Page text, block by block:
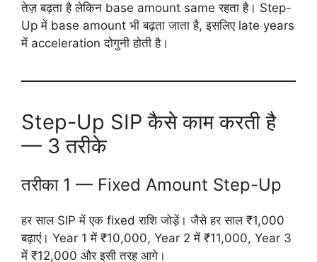
तेज़ बढ़ता है लेकिन base amount same रहता है। Step-
Up में base amount भी बढ़ता जाता है, इसलिए late years
में acceleration दोगुनी होती है।
Step-Up SIP कैसे काम करती है
— 3 तरीके
तरीका 1 — Fixed Amount Step-Up
हर साल SIP में एक fixed राशि जोड़ें। जैसे हर साल ₹1,000
बढ़ाएं। Year 1 में ₹10,000, Year 2 में ₹11,000, Year 3
में ₹12,000 और इसी तरह आगे।